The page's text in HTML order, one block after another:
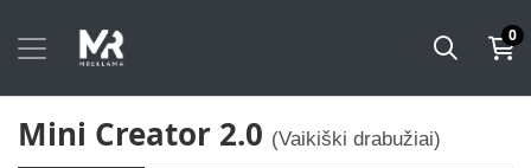
0
Mini Creator 2.0 (Vaikiški drabužiai)